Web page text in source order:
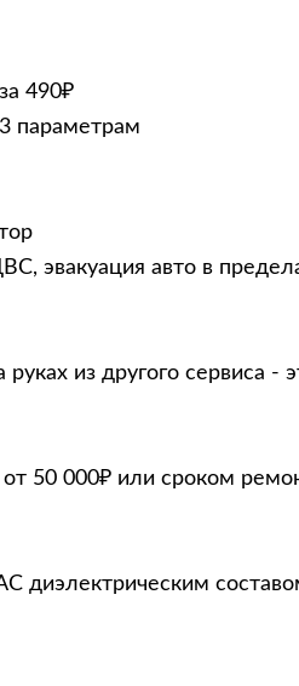
490₽
параметрам
эвакуация авто в
руках из другого сервиса
50 000₽ или сроком
диэлектрическим